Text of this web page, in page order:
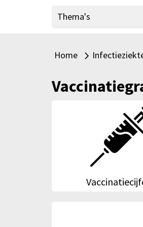
Thema's
Home Alle thema's